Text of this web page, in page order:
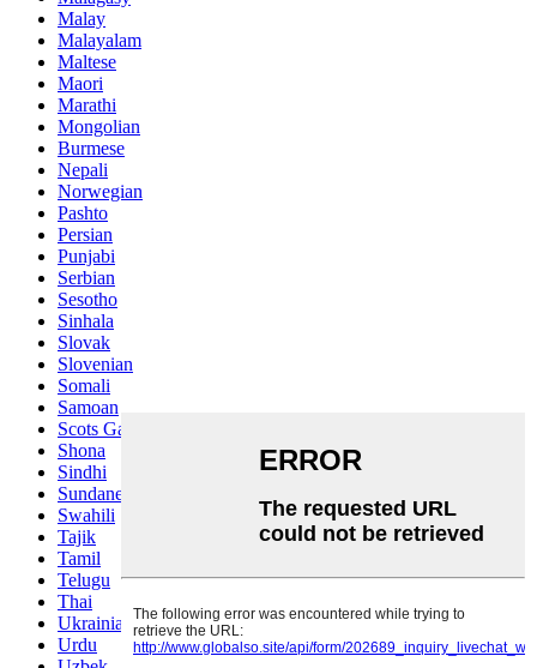
Malay
Malayalam
Maltese
Maori
Marathi
Mongolian
Burmese
Nepali
Norwegian
Pashto
Persian
Punjabi
Serbian
Sesotho
Sinhala
Slovak
Slovenian
Somali
Samoan
Scots Gaelic
Shona
Sindhi
Sundanese
Swahili
Tajik
Tamil
Telugu
Thai
Ukrainian
Urdu